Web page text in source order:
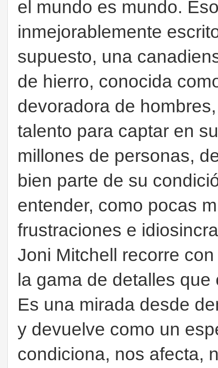
el mundo es mundo.
inmejorablemente
supuesto, una
de hierro, conocida
devoradora de
talento para captar en
millones de personas,
bien parte de su
entender, como pocas
frustraciones e
Joni Mitchell recorre
la gama de detalles
Es una mirada desde
y devuelve como un
condiciona, nos afecta,